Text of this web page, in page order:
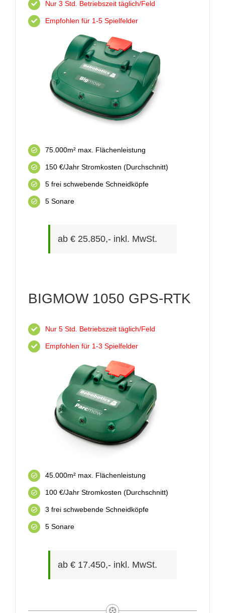
Nur 3 Std. Betriebszeit täglich/Feld
Empfohlen für 1-5 Spielfelder
75.000m² max. Flächenleistung
150 €/Jahr Stromkosten (Durchschnitt)
5 frei schwebende Schneidköpfe
5 Sonare
ab € 25.850,- inkl. MwSt.
BIGMOW 1050 GPS-RTK
Nur 5 Std. Betriebszeit täglich/Feld
Empfohlen für 1-3 Spielfelder
45.000m² max. Flächenleistung
100 €/Jahr Stromkosten (Durchschnitt)
3 frei schwebende Schneidköpfe
5 Sonare
ab € 17.450,- inkl. MwSt.